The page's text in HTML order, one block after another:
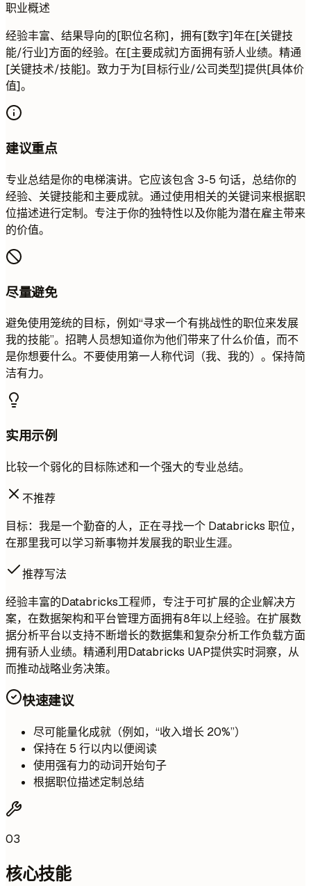
职业概述
经验丰富、结果导向的[职位名称]，拥有[数字]年在[关键技
能/行业]方面的经验。在[主要成就]方面拥有骄人业绩。精通
[关键技术/技能]。致力于为[目标行业/公司类型]提供[具体价
值]。
建议重点
专业总结是你的电梯演讲。它应该包含 3-5 句话，总结你的
经验、关键技能和主要成就。通过使用相关的关键词来根据职
位描述进行定制。专注于你的独特性以及你能为潜在雇主带来
的价值。
尽量避免
避免使用笼统的目标，例如“寻求一个有挑战性的职位来发展
我的技能”。招聘人员想知道你为他们带来了什么价值，而不
是你想要什么。不要使用第一人称代词（我、我的）。保持简
洁有力。
实用示例
比较一个弱化的目标陈述和一个强大的专业总结。
不推荐
目标：我是一个勤奋的人，正在寻找一个 Databricks 职位，
在那里我可以学习新事物并发展我的职业生涯。
推荐写法
经验丰富的Databricks工程师，专注于可扩展的企业解决方
案，在数据架构和平台管理方面拥有8年以上经验。在扩展数
据分析平台以支持不断增长的数据集和复杂分析工作负载方面
拥有骄人业绩。精通利用Databricks UAP提供实时洞察，从
而推动战略业务决策。
快速建议
尽可能量化成就（例如，“收入增长 20%”）
保持在 5 行以内以便阅读
使用强有力的动词开始句子
根据职位描述定制总结
03
核心技能